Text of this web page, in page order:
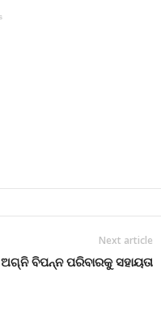
Next article
ଅଗ୍ନି ବିପନ୍ନ ପରିବାରକୁ ସହାୟତା